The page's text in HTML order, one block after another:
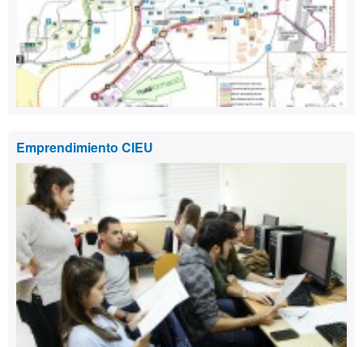
Emprendimiento CIEU